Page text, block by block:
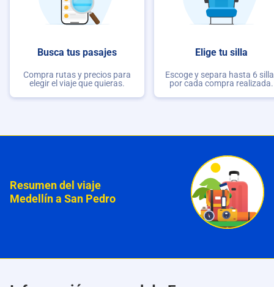
Busca tus pasajes
Compra rutas y precios para
elegir el viaje que quieras.
Elige tu silla
Escoge y separa hasta 6
por cada compra realizada.
Resumen del viaje
Medellín a San Pedro